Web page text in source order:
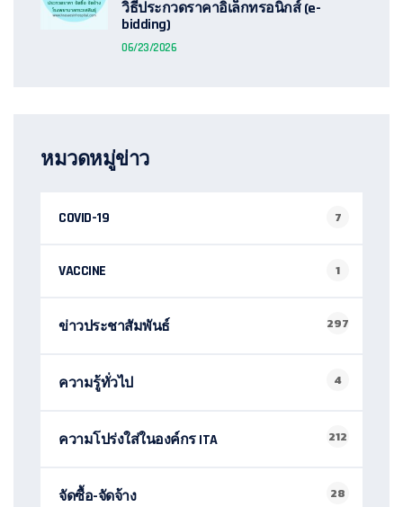
วิธีประกวดราคาอิเล็กทรอนิกส์ (e-
bidding)
06/23/2026
หมวดหมู่ข่าว
COVID-19 7
VACCINE 1
ข่าวประชาสัมพันธ์ 297
ความรู้ทั่วไป 4
ความโปร่งใส่ในองค์กร ITA 212
จัดซื้อ-จัดจ้าง 28